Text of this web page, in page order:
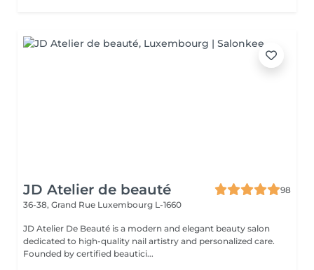
JD Atelier de beauté
98
36-38, Grand Rue Luxembourg L-1660
JD Atelier De Beauté is a modern and elegant beauty salon
dedicated to high-quality nail artistry and personalized care.
Founded by certified beautici...